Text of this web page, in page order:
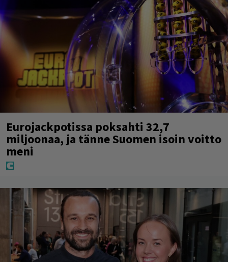
Eurojackpotissa poksahti 32,7
miljoonaa, ja tänne Suomen isoin voitto
meni